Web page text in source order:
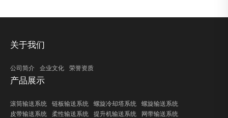
关于我们
公司简介 企业文化 荣誉资质
产品展示
滚筒输送系统 链板输送系统 螺旋冷却塔系统
螺旋输送系统
皮带输送系统
柔性输送系统 提升机输送系统 网带输送系统